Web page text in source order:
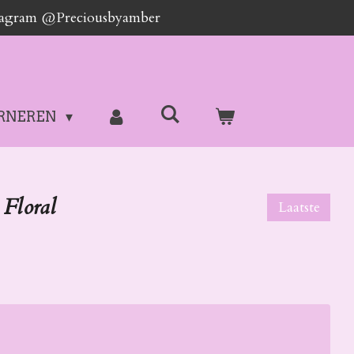
@Preciousbyamber
Laatste